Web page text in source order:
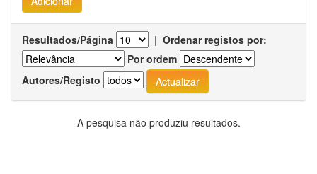
Resultados/Página | Ordenar registos por:
Por ordem
Autores/Registo
A pesquisa não produziu resultados.